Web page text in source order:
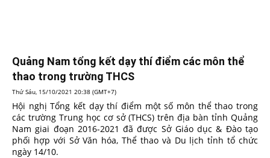
Quảng Nam tổng kết dạy thí điểm các môn thể
thao trong trường THCS
Thứ Sáu, 15/10/2021 20:38 (GMT+7)
Hội nghị Tổng kết dạy thí điểm một số môn thể thao trong
các trường Trung học cơ sở (THCS) trên địa bàn tỉnh Quảng
Nam giai đoạn 2016-2021 đã được Sở Giáo dục & Đào tạo
phối hợp với Sở Văn hóa, Thể thao và Du lịch tỉnh tổ chức
ngày 14/10.